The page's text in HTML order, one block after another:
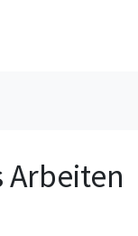
Arbeiten